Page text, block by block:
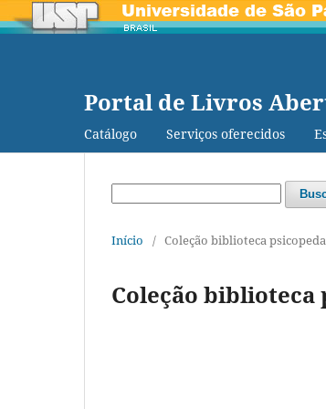
Portal de Livros
Catálogo Serviços oferecidos
Início / Coleção biblioteca
Coleção biblioteca